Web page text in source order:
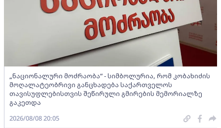
„ნაციონალური მოძრაობა“ - სიმბოლურია, რომ კობახიძის
მოღალატეობრივი განცხადება საქართველოს
თავისუფლებისთვის შეწირული გმირების მემორიალზე
გაკეთდა
2026/08/08 20:05